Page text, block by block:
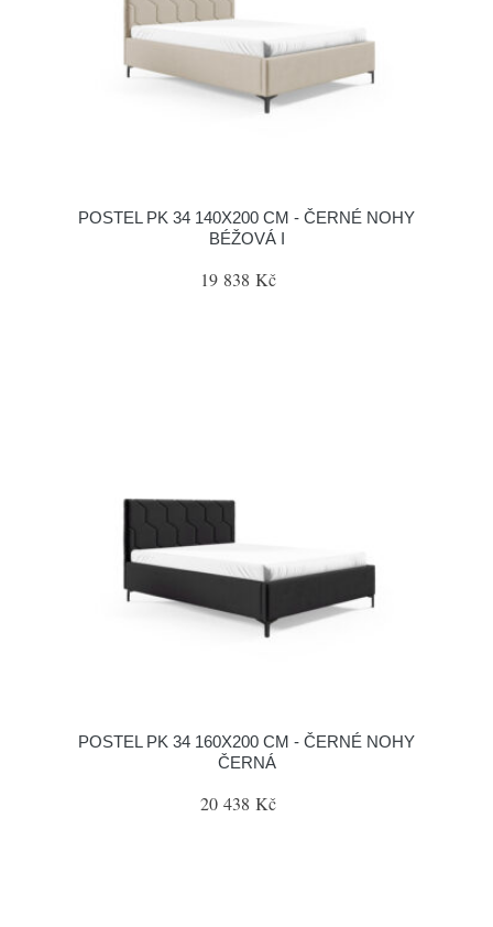
POSTEL PK 34 140X200 CM - ČERNÉ NOHY
BÉŽOVÁ I
19 838 Kč
POSTEL PK 34 160X200 CM - ČERNÉ NOHY
ČERNÁ
20 438 Kč